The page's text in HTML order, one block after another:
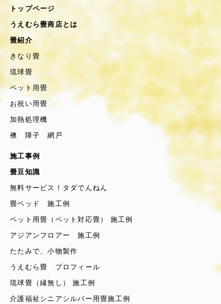
トップページ
うえむら畳商店とは
畳紹介
きなり畳
琉球畳
ペット用畳
お祝い用畳
加熱処理機
襖 障子 網戸
施工事例
畳豆知識
無料サービス！タダでんねん
畳ベッド 施工例
ペット用畳（ペット対応畳） 施工例
アジアンフロアー 施工例
たたみで、小物製作
うえむら畳 プロフィール
琉球畳（縁無し） 施工例
介護福祉シニアシルバー用畳施工例